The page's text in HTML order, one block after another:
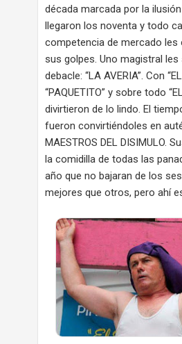
década marcada por la
llegaron los noventa y todo
competencia de mercado les
sus golpes. Uno magistral les
debacle: “LA AVERIA”. Con
“PAQUETITO” y sobre todo
divirtieron de lo lindo. El
fueron convirtiéndoles en
MAESTROS DEL DISIMULO.
la comidilla de todas las
año que no bajaran de los
mejores que otros, pero ahí